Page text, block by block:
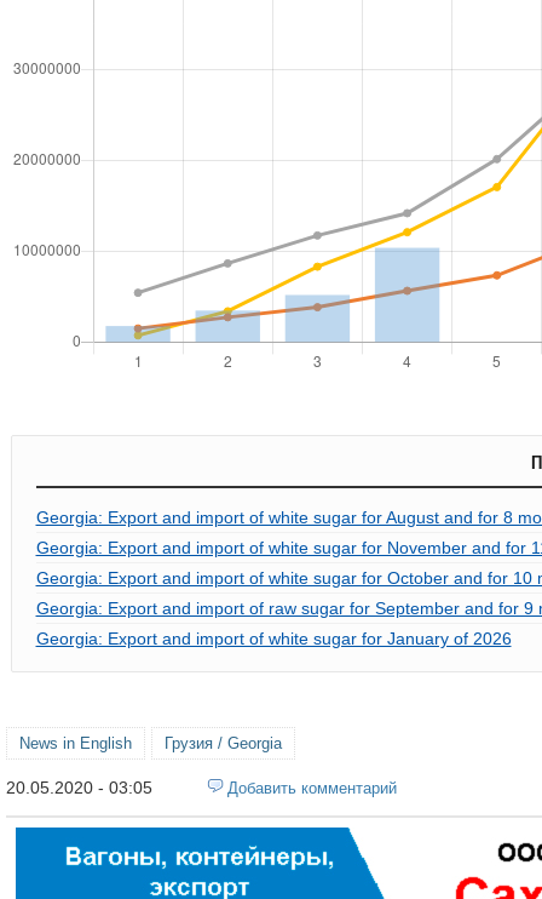
Georgia: Export and import of white sugar for August and for 8
Georgia: Export and import of white sugar for November and for
Georgia: Export and import of white sugar for October and for 10
Georgia: Export and import of raw sugar for September and for 9
Georgia: Export and import of white sugar for January of 2026
News in English Грузия / Georgia
20.05.2020 - 03:05 Добавить комментарий